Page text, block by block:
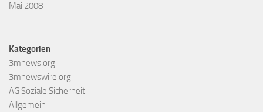
Mai 2008
Kategorien
3mnews.org
3mnewswire.org
AG Soziale Sicherheit
Allgemein